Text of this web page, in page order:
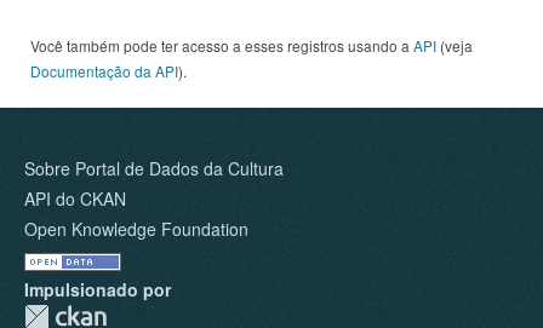
Você também pode ter acesso a esses registros usando a API (veja
Documentação da API).
Sobre Portal de Dados da Cultura
API do CKAN
Open Knowledge Foundation
Impulsionado por